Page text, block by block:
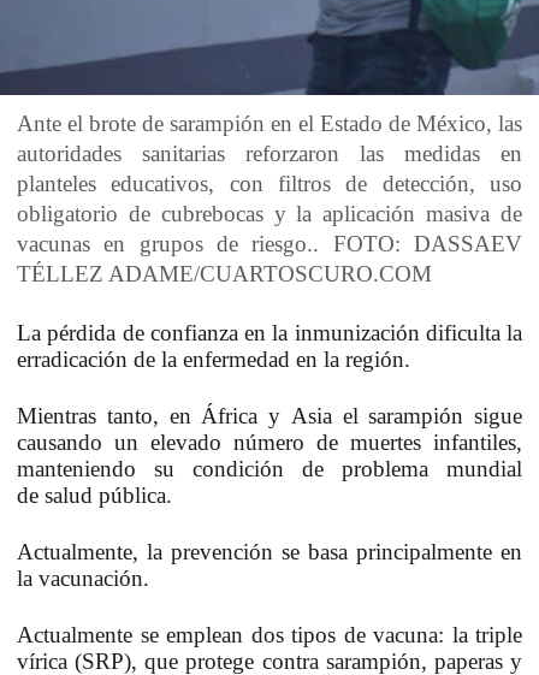
Ante el brote de sarampión en el Estado de México, las
autoridades sanitarias reforzaron las medidas en
planteles educativos, con filtros de detección, uso
obligatorio de cubrebocas y la aplicación masiva de
vacunas en grupos de riesgo.. FOTO: DASSAEV
TÉLLEZ ADAME/CUARTOSCURO.COM
La pérdida de confianza en la inmunización dificulta la
erradicación de la enfermedad en la región.
Mientras tanto, enÁfrica y Asiael sarampión sigue
causando un elevado número de muertes infantiles,
manteniendo su condición de problema mundial
de salud pública.
Actualmente, la prevención se basa principalmente en
la vacunación.
Actualmente se emplean dos tipos de vacuna: la triple
vírica (SRP), que protege contra sarampión, paperas y